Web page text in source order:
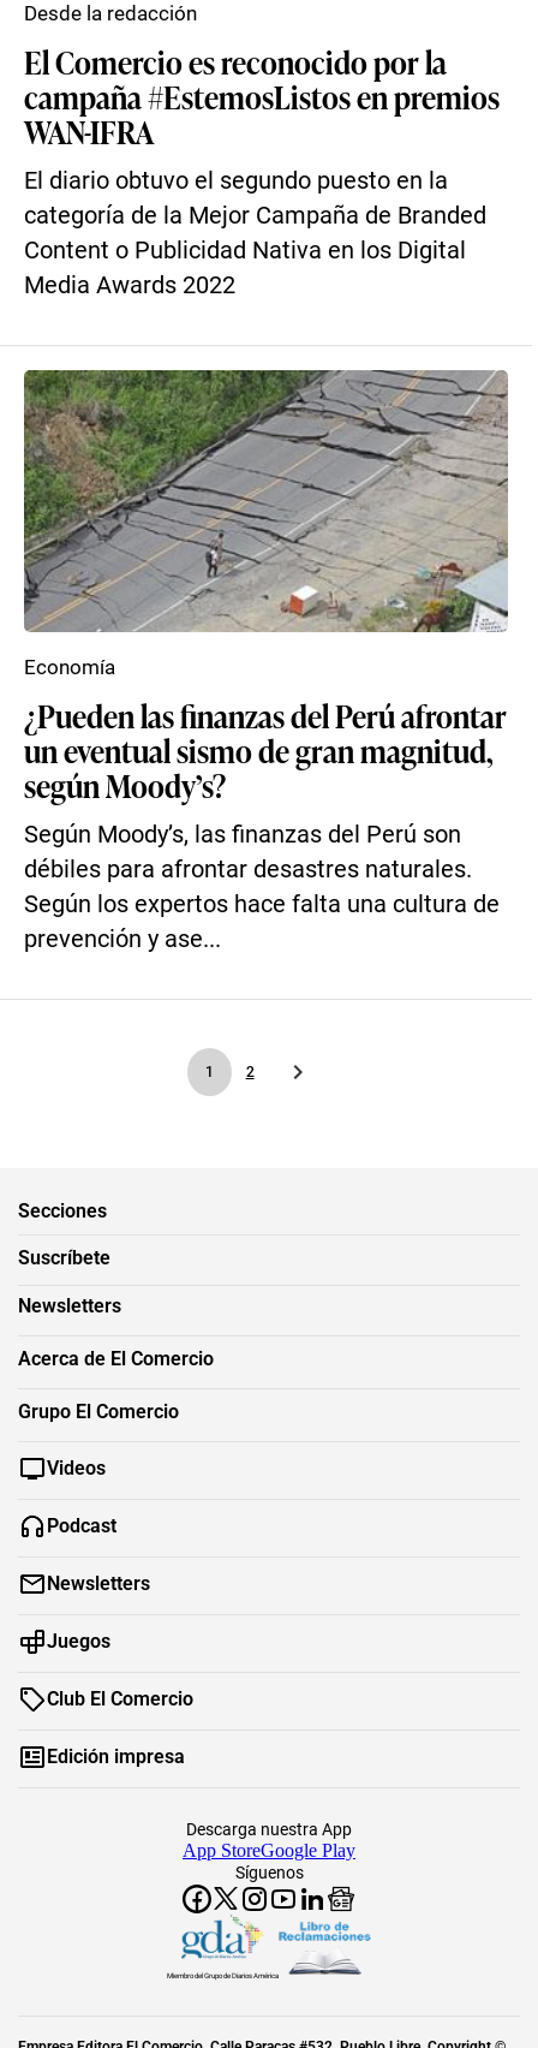
El Comercio es reconocido por la
campaña #EstemosListos en premios
WAN-IFRA
El diario obtuvo el segundo puesto en la
categoría de la Mejor Campaña de Branded
Content o Publicidad Nativa en los Digital
Media Awards 2022
Desde la redacción
¿Pueden las finanzas del Perú afrontar
un eventual sismo de gran magnitud,
según Moody’s?
Según Moody’s, las finanzas del Perú son
débiles para afrontar desastres naturales.
Según los expertos hace falta una cultura de
prevención y ase...
Economía
1 2
Secciones
Suscríbete
Newsletters
Acerca de El Comercio
Grupo El Comercio
Videos
Podcast
Newsletters
Juegos
Club El Comercio
Edición impresa
Síguenos
Descarga nuestra App
App StoreGoogle Play
Miembro del Grupo de Diarios América